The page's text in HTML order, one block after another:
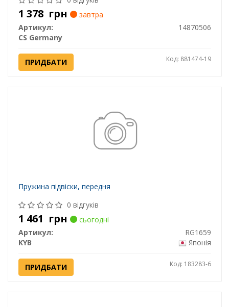
1 378 грн
завтра
Артикул:
14870506
CS Germany
ПРИДБАТИ Код: 881474-19
Пружина підвіски, передня
0 відгуків
1 461 грн
сьогодні
Артикул:
RG1659
KYB
Японія
ПРИДБАТИ Код: 183283-6